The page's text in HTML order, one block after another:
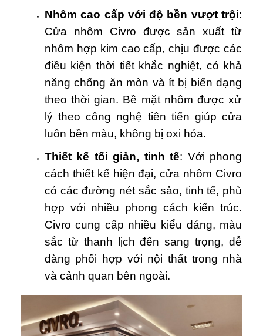
Nhôm cao cấp với độ bền vượt trội:
Cửa nhôm Civro được sản xuất từ
nhôm hợp kim cao cấp, chịu được các
điều kiện thời tiết khắc nghiệt, có khả
năng chống ăn mòn và ít bị biến dạng
theo thời gian. Bề mặt nhôm được xử
lý theo công nghệ tiên tiến giúp cửa
luôn bền màu, không bị oxi hóa.
Thiết kế tối giản, tinh tế: Với phong
cách thiết kế hiện đại, cửa nhôm Civro
có các đường nét sắc sảo, tinh tế, phù
hợp với nhiều phong cách kiến trúc.
Civro cung cấp nhiều kiểu dáng, màu
sắc từ thanh lịch đến sang trọng, dễ
dàng phối hợp với nội thất trong nhà
và cảnh quan bên ngoài.